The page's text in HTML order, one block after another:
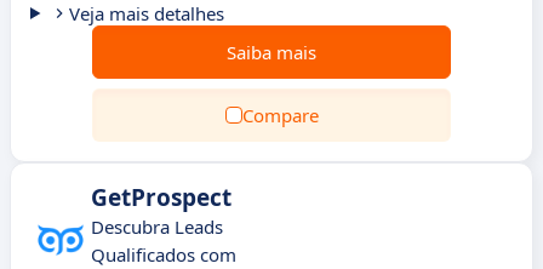
Veja mais detalhes
Saiba mais
Compare
GetProspect
Descubra Leads
Qualificados com